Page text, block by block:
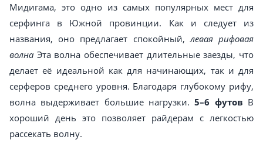
Мидигама, это одно из самых популярных мест для
серфинга в Южной провинции. Как и следует из
названия, оно предлагает спокойный,левая рифовая
волна Эта волна обеспечивает длительные заезды, что
делает её идеальной как для начинающих, так и для
серферов среднего уровня. Благодаря глубокому рифу,
волна выдерживает большие нагрузки.5–6 футов В
хороший день это позволяет райдерам с легкостью
рассекать волну.